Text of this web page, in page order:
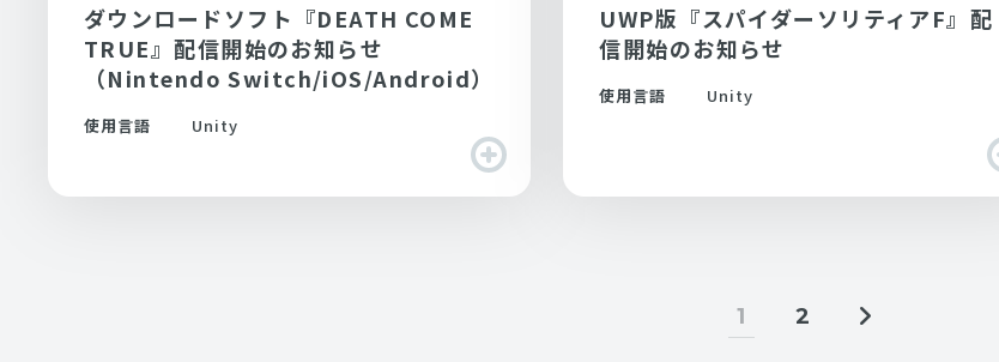
ダウンロードソフト『DEATH COME
TRUE』配信開始のお知らせ
（Nintendo Switch/iOS/Android）
使用言語 Unity
UWP版『スパイダーソリティアF』配
信開始のお知らせ
使用言語 Unity
1 2